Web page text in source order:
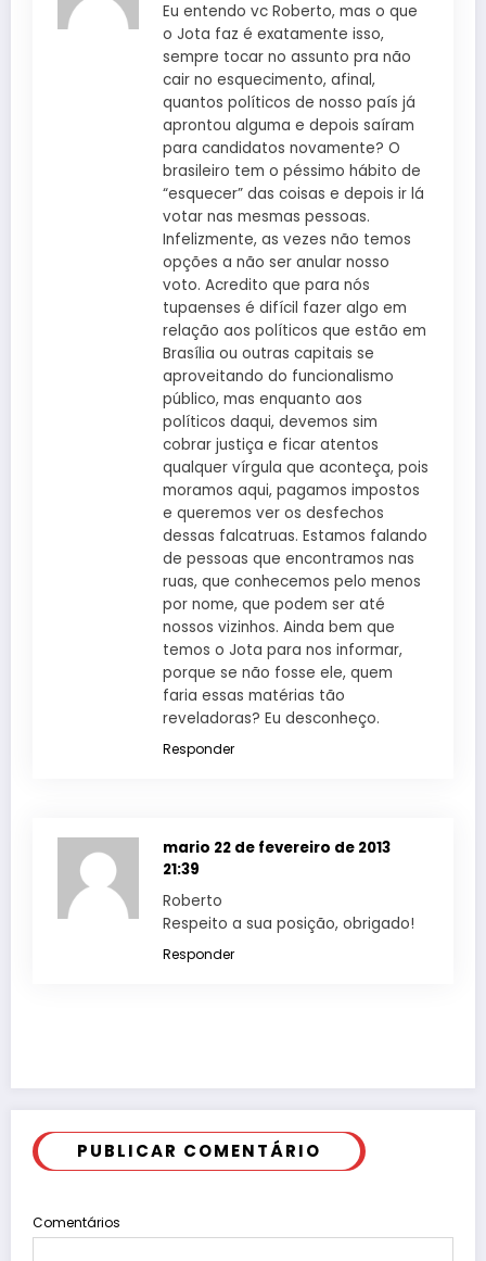
Eu entendo vc Roberto, mas o que
o Jota faz é exatamente isso,
sempre tocar no assunto pra não
cair no esquecimento, afinal,
quantos políticos de nosso país já
aprontou alguma e depois saíram
para candidatos novamente? O
brasileiro tem o péssimo hábito de
“esquecer” das coisas e depois ir lá
votar nas mesmas pessoas.
Infelizmente, as vezes não temos
opções a não ser anular nosso
voto. Acredito que para nós
tupaenses é difícil fazer algo em
relação aos políticos que estão em
Brasília ou outras capitais se
aproveitando do funcionalismo
público, mas enquanto aos
políticos daqui, devemos sim
cobrar justiça e ficar atentos
qualquer vírgula que aconteça, pois
moramos aqui, pagamos impostos
e queremos ver os desfechos
dessas falcatruas. Estamos falando
de pessoas que encontramos nas
ruas, que conhecemos pelo menos
por nome, que podem ser até
nossos vizinhos. Ainda bem que
temos o Jota para nos informar,
porque se não fosse ele, quem
faria essas matérias tão
reveladoras? Eu desconheço.
Responder
mario 22 de fevereiro de 2013
21:39
Roberto
Respeito a sua posição, obrigado!
Responder
PUBLICAR COMENTÁRIO
Comentários